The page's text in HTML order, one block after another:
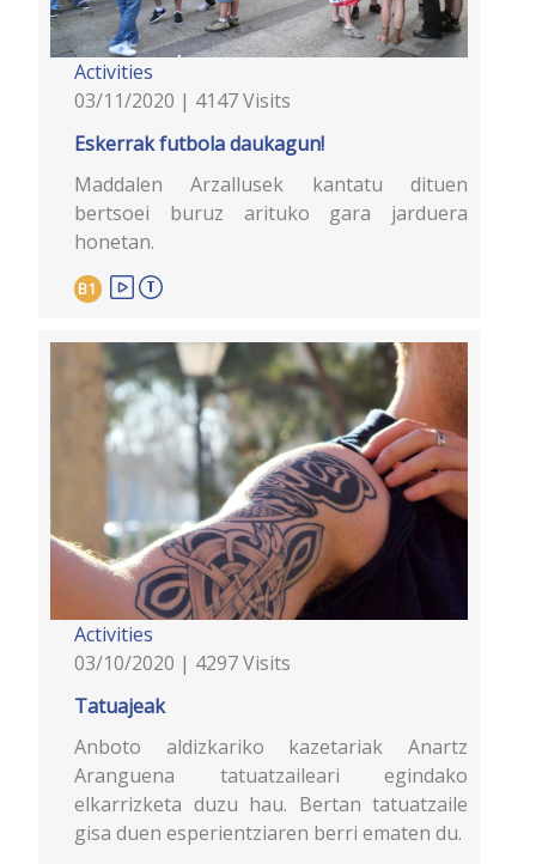
Activities
03/11/2020 | 4147 Visits
Eskerrak futbola daukagun!
Maddalen Arzallusek kantatu dituen
bertsoei buruz arituko gara jarduera
honetan.
B1
Activities
03/10/2020 | 4297 Visits
Tatuajeak
Anboto aldizkariko kazetariak Anartz
Aranguena tatuatzaileari egindako
elkarrizketa duzu hau. Bertan tatuatzaile
gisa duen esperientziaren berri ematen du.